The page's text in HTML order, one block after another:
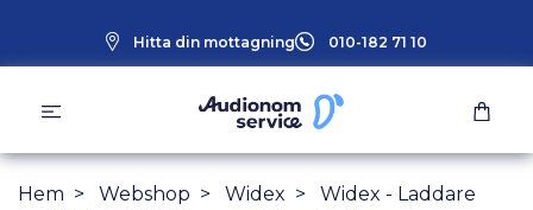
Hitta din mottagning 010-182 71 10
Hem Webshop Widex
Widex - Laddare